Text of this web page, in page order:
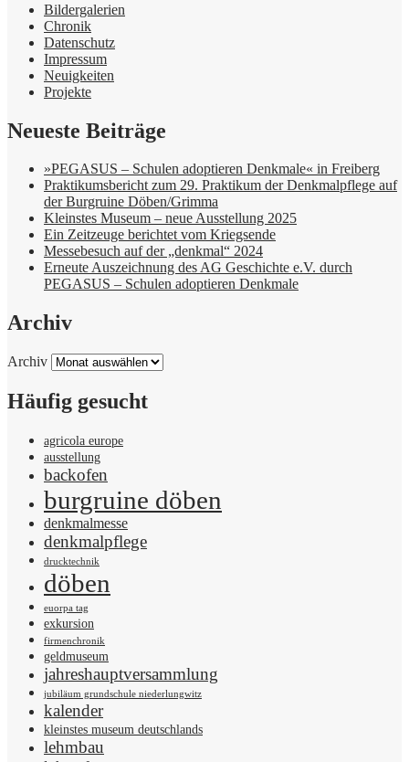
Bildergalerien
Chronik
Datenschutz
Impressum
Neuigkeiten
Projekte
Neueste Beiträge
»PEGASUS – Schulen adoptieren Denkmale« in Freiberg
Praktikumsbericht zum 29. Praktikum der Denkmalpflege auf
der Burgruine Döben/Grimma
Kleinstes Museum – neue Ausstellung 2025
Ein Zeitzeuge berichtet vom Kriegsende
Messebesuch auf der „denkmal“ 2024
Erneute Auszeichnung des AG Geschichte e.V. durch
PEGASUS – Schulen adoptieren Denkmale
Archiv
Archiv
Häufig gesucht
agricola europe
ausstellung
backofen
burgruine döben
denkmalmesse
denkmalpflege
drucktechnik
döben
euorpa tag
exkursion
firmenchronik
geldmuseum
jahreshauptversammlung
jubiläum grundschule niederlungwitz
kalender
kleinstes museum deutschlands
lehmbau